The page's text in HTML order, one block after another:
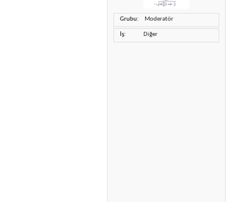
Grubu Moderatör
İş Diğer